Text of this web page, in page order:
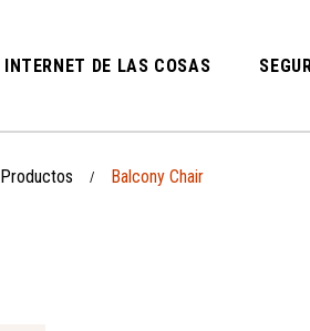
INTERNET DE LAS COSAS
Productos / Balcony Chair